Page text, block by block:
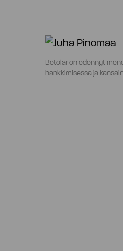
Betolar on edennyt
hankkimisessa ja